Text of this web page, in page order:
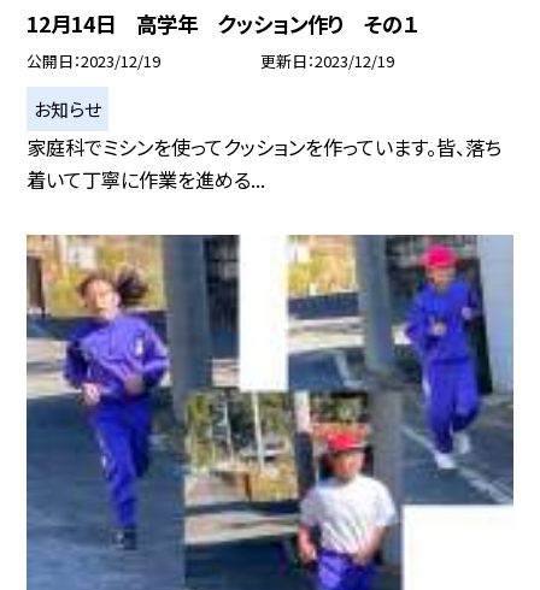
12月14日 高学年 クッション作り その１
公開日 2023/12/19 更新日 2023/12/19
お知らせ
家庭科でミシンを使ってクッションを作っています。皆、落ち
着いて丁寧に作業を進める...